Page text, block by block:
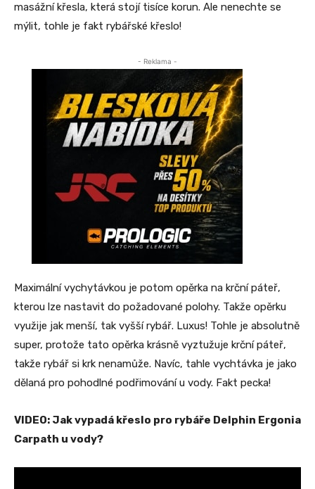
masážní křesla, která stojí tisíce korun. Ale nenechte se
mýlit, tohle je fakt rybářské křeslo!
- Reklama -
Maximální vychytávkou je potom opěrka na krční páteř,
kterou lze nastavit do požadované polohy. Takže opěrku
využije jak menší, tak vyšší rybář. Luxus! Tohle je absolutně
super, protože tato opěrka krásně vyztužuje krční páteř,
takže rybář si krk nenamůže. Navíc, tahle vychtávka je jako
dělaná pro pohodlné podřimování u vody. Fakt pecka!
VIDEO: Jak vypadá křeslo pro rybáře Delphin Ergonia
Carpath u vody?